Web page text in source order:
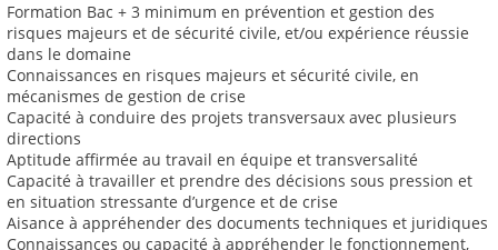
Formation Bac + 3 minimum en prévention et gestion des
risques majeurs et de sécurité civile, et/ou expérience réussie
dans le domaine
Connaissances en risques majeurs et sécurité civile, en
mécanismes de gestion de crise
Capacité à conduire des projets transversaux avec plusieurs
directions
Aptitude affirmée au travail en équipe et transversalité
Capacité à travailler et prendre des décisions sous pression et
en situation stressante d’urgence et de crise
Aisance à appréhender des documents techniques et juridiques
Connaissances ou capacité à appréhender le fonctionnement,